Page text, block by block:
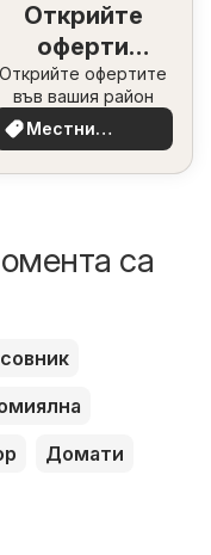
Открийте
оферти
наблизо
Открийте офертите
във вашия район
Местни
оферти
са
Домати